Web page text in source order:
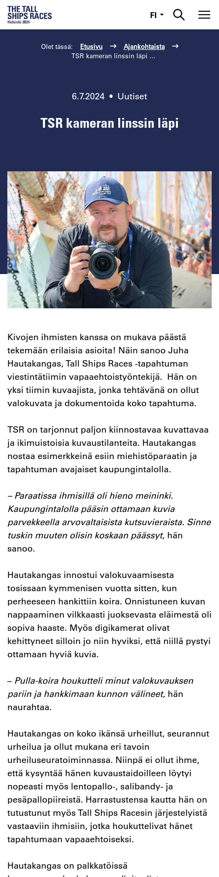
FI Suomi
Olet tässä: Etusivu
Ajankohtaista
TSR kameran linssin läpi ...
6.7.2024 • Uutiset
TSR kameran linssin läpi
Kivojen ihmisten kanssa on mukava päästä
tekemään erilaisia asioita! Näin sanoo Juha
Hautakangas, Tall Ships Races -tapahtuman
viestintätiimin vapaaehtoistyöntekijä. Hän on
yksi tiimin kuvaajista, jonka tehtävänä on ollut
valokuvata ja dokumentoida koko tapahtuma.
TSR on tarjonnut paljon kiinnostavaa kuvattavaa
ja ikimuistoisia kuvaustilanteita. Hautakangas
nostaa esimerkkeinä esiin miehistöparaatin ja
tapahtuman avajaiset kaupungintalolla.
– Paraatissa ihmisillä oli hieno meininki.
Kaupungintalolla pääsin ottamaan kuvia
parvekkeella arvovaltaisista kutsuvieraista. Sinne
tuskin muuten olisin koskaan päässyt, hän
sanoo.
Hautakangas innostui valokuvaamisesta
tosissaan kymmenisen vuotta sitten, kun
perheeseen hankittiin koira. Onnistuneen kuvan
nappaaminen vilkkaasti juoksevasta eläimestä oli
sopiva haaste. Myös digikamerat olivat
kehittyneet silloin jo niin hyviksi, että niillä pystyi
ottamaan hyviä kuvia.
– Pulla-koira houkutteli minut valokuvauksen
pariin ja hankkimaan kunnon välineet, hän
naurahtaa.
Hautakangas on koko ikänsä urheillut, seurannut
urheilua ja ollut mukana eri tavoin
urheiluseuratoiminnassa. Niinpä ei ollut ihme,
että kysyntää hänen kuvaustaidoilleen löytyi
nopeasti myös lentopallo-, salibandy- ja
pesäpallopiireistä. Harrastustensa kautta hän on
tutustunut myös Tall Ships Racesin järjestelyistä
vastaaviin ihmisiin, jotka houkuttelivat hänet
tapahtumaan vapaaehtoiseksi.
Hautakangas on palkkatöissä